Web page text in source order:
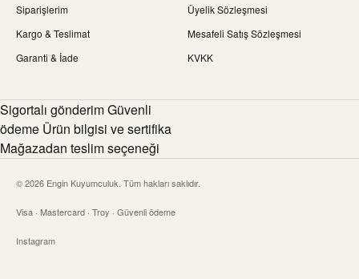
Siparişlerim
Kargo & Teslimat
Garanti & İade
Üyelik Sözleşmesi
Mesafeli Satış Sözleşmesi
KVKK
Sigortalı gönderim Güvenli
ödeme Ürün bilgisi ve sertifika
Mağazadan teslim seçeneği
© 2026 Engin Kuyumculuk. Tüm hakları saklıdır.
Visa · Mastercard · Troy · Güvenli ödeme
Instagram